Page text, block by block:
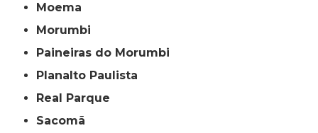
Moema
Morumbi
Paineiras do Morumbi
Planalto Paulista
Real Parque
Sacomã